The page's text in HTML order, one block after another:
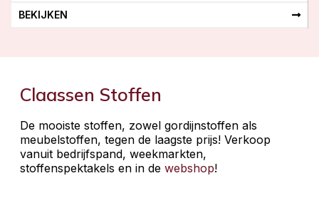
BEKIJKEN
Claassen Stoffen
De mooiste stoffen, zowel gordijnstoffen als
meubelstoffen, tegen de laagste prijs! Verkoop
vanuit bedrijfspand, weekmarkten,
stoffenspektakels en in de webshop!